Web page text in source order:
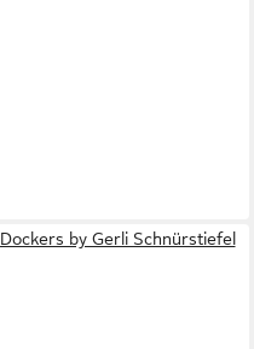
Dockers by Gerli Schnürstiefel